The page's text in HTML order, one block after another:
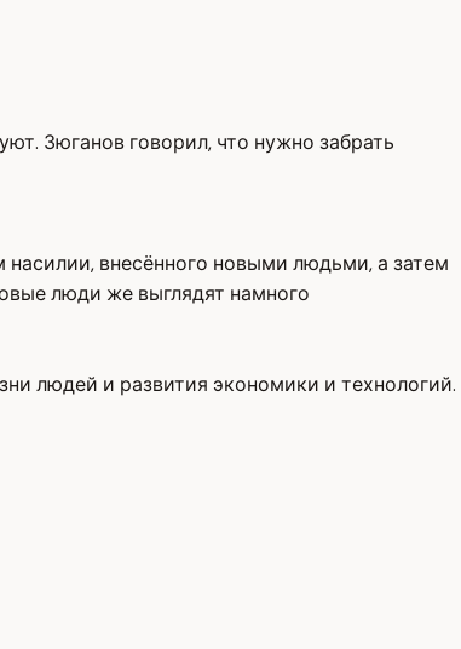
Зюганов говорил, что нужно забрать
внесённого новыми людьми, а затем
люди же выглядят намного
людей и развития экономики и технологий.